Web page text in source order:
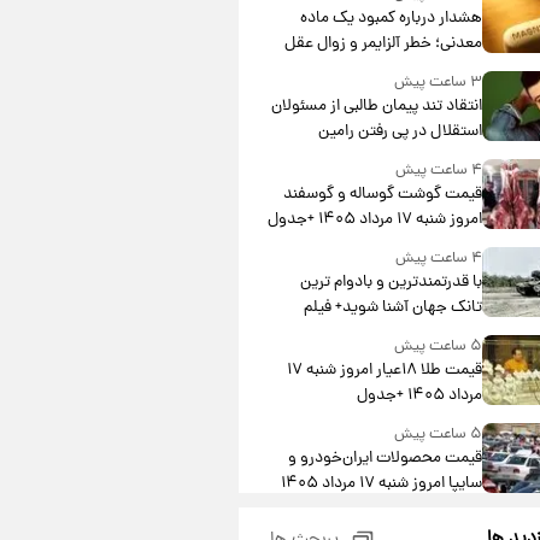
هشدار درباره کمبود یک ماده
معدنی؛ خطر آلزایمر و زوال عقل
۳ ساعت پیش
انتقاد تند پیمان طالبی از مسئولان
استقلال در پی رفتن رامین
رضاییان+ عکس
۴ ساعت پیش
قیمت گوشت گوساله و گوسفند
امروز شنبه ۱۷ مرداد ۱۴۰۵ +جدول
۴ ساعت پیش
با قدرتمندترین و بادوام ترین
تانک جهان آشنا شوید+ فیلم
۵ ساعت پیش
قیمت طلا ۱۸عیار امروز شنبه ۱۷
مرداد ۱۴۰۵ +جدول
۵ ساعت پیش
قیمت محصولات ایران‌خودرو و
سایپا امروز شنبه ۱۷ مرداد ۱۴۰۵